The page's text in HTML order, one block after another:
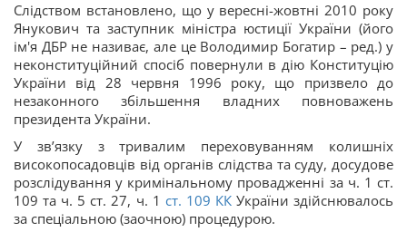
Слідством встановлено, що у вересні-жовтні 2010 року
Янукович та заступник міністра юстиції України (його
ім'я ДБР не називає, але це Володимир Богатир – ред.) у
неконституційний спосіб повернули в дію Конституцію
України від 28 червня 1996 року, що призвело до
незаконного збільшення владних повноважень
президента України.
У зв’язку з тривалим переховуванням колишніх
високопосадовців від органів слідства та суду, досудове
розслідування у кримінальному провадженні за ч. 1 ст.
109 та ч. 5 ст. 27, ч. 1 ст. 109 ККУкраїни здійснювалось
за спеціальною (заочною) процедурою.